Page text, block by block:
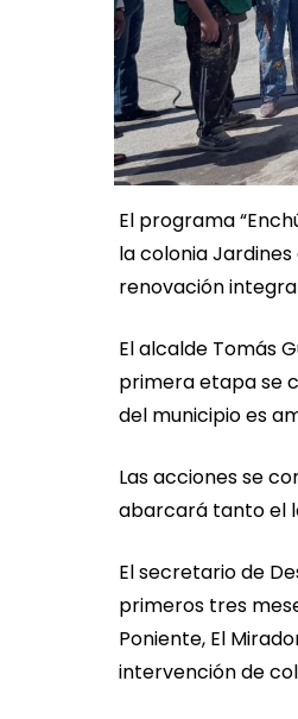
El programa
la colonia
renovación
El alcalde Tomás
primera etapa se
del municipio es
Las acciones se
abarcará tanto el
El secretario de
primeros tres
Poniente, El
intervención de